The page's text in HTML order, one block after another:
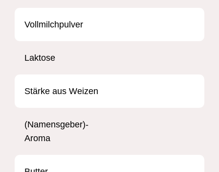
Vollmilchpulver
Laktose
Stärke aus Weizen
(Namensgeber)-
Aroma